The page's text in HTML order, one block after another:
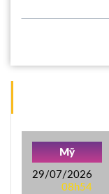
Mỹ
29/07/2026
08h54